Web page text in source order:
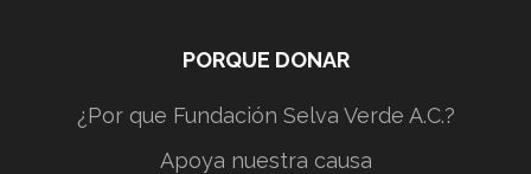
PORQUE DONAR
¿Por que Fundación Selva Verde A.C.?
Apoya nuestra causa